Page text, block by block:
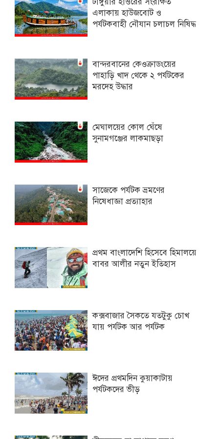
এলাকায় হাউজবোট ও
পর্যটকবাহী নৌযান চলাচল নিষিদ্ধ
বান্দরবানের কেওক্রাডংয়ের
পাহাড়ি খাদ থেকে ২ পর্যটকের
মরদেহ উদ্ধার
মেঘালয়ের কোল ঘেঁষে
সুনামগঞ্জের লাকমাছড়া
সাজেকে পর্যটক ভ্রমণের
নিষেধাজ্ঞা প্রত্যাহার
প্রথম বাংলাদেশি হিসেবে হিমালয়ে
বাবর আলীর নতুন ইতিহাস
কক্সবাজার সৈকতে যতটুকু চোখ
যায় পর্যটক আর পর্যটক
ঈদের প্রথমদিন কুয়াকাটায়
পর্যটকদের ভীড়